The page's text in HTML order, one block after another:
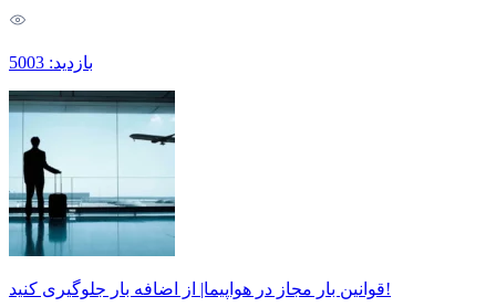
بازدید: 5003
قوانین بار مجاز در هواپیما| از اضافه بار جلوگیری کنید!